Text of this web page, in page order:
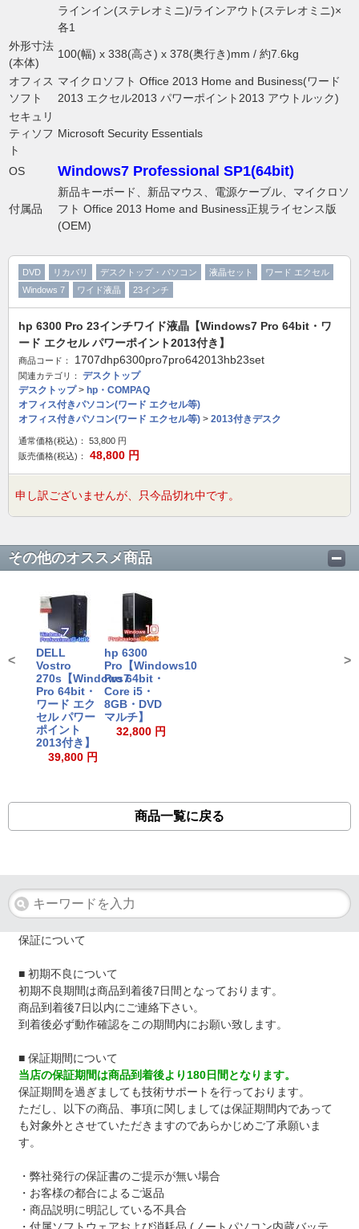
ラインイン(ステレオミニ)/ラインアウト(ステレオミニ)×
各1
外形寸法
(本体)
100(幅) x 338(高さ) x 378(奥行き)mm / 約7.6kg
オフィス
ソフト
マイクロソフト Office 2013 Home and Business(ワード
2013 エクセル2013 パワーポイント2013 アウトルック)
セキュリ
ティソフ
ト
Microsoft Security Essentials
OS Windows7 Professional SP1(64bit)
付属品
新品キーボード、新品マウス、電源ケーブル、マイクロソ
フト Office 2013 Home and Business正規ライセンス版
(OEM)
DVD リカバリ デスクトップ・パソコン 液晶セット
ワード エクセル
Windows 7
ワイド液晶 23インチ
hp 6300 Pro 23インチワイド液晶【Windows7 Pro 64bit・ワ
ード エクセル パワーポイント2013付き】
商品コード： 1707dhp6300pro7pro642013hb23set
関連カテゴリ：
デスクトップ
デスクトップ> hp・COMPAQ
オフィス付きパソコン(ワード エクセル等)
オフィス付きパソコン(ワード エクセル等) > 2013付きデスク
通常価格(税込)： 53,800 円
販売価格(税込)：
48,800 円
申し訳ございませんが、只今品切れ中です。
その他のオススメ商品
DELL
Vostro
270s【Windows7
Pro 64bit・
ワード エク
セル パワー
ポイント
2013付き】
39,800 円
hp 6300
Pro【Windows10
Pro 64bit・
Core i5・
8GB・DVD
マルチ】
32,800 円
< >
商品一覧に戻る
保証について
■ 初期不良について
初期不良期間は商品到着後7日間となっております。
商品到着後7日以内にご連絡下さい。
到着後必ず動作確認をこの期間内にお願い致します。
■ 保証期間について
当店の保証期間は商品到着後より180日間となります。
保証期間を過ぎましても技術サポートを行っております。
ただし、以下の商品、事項に関しましては保証期間内であって
も対象外とさせていただきますのであらかじめご了承願いま
す。
・弊社発行の保証書のご提示が無い場合
・お客様の都合によるご返品
・商品説明に明記している不具合